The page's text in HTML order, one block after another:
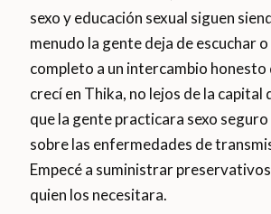
sexo y educación sexual siguen
menudo la gente deja de escuchar
completo a un intercambio honesto
crecí en Thika, no lejos de la capital
que la gente practicara sexo
sobre las enfermedades de
Empecé a suministrar
quien los necesitara.